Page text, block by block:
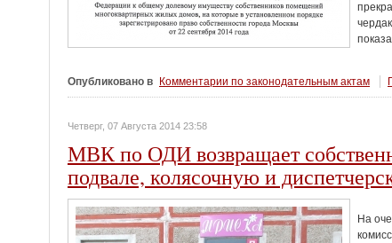
Опубликовано в Комментарии по законодательным актам
Четверг, 07 Августа 2014 23:58
МВК по ОДИ возвращает
подвале, колясочную и
На